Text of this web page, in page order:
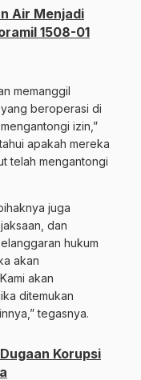
Air Menjadi
1508-01
memanggil
beroperasi di
izin,”
apakah mereka
telah mengantongi
juga
dan
hukum
akan
akan
ditemukan
tegasnya.
Korupsi